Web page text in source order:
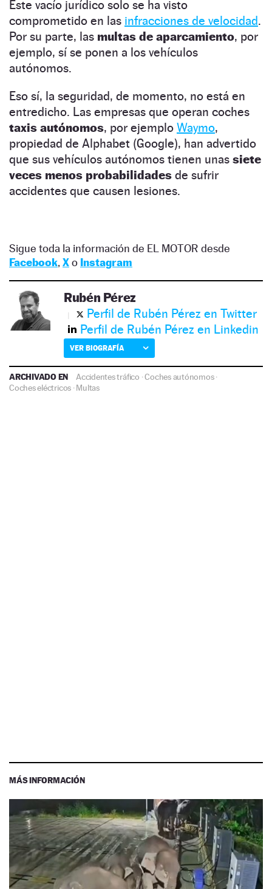
Este vacío jurídico solo se ha visto
comprometido en las infracciones de velocidad.
Por su parte, las multas de aparcamiento, por
ejemplo, sí se ponen a los vehículos
autónomos.
Eso sí, la seguridad, de momento, no está en
entredicho. Las empresas que operan coches
taxis autónomos, por ejemplo Waymo,
propiedad de Alphabet (Google), han advertido
que sus vehículos autónomos tienen unas siete
veces menos probabilidades de sufrir
accidentes que causen lesiones.
Sigue toda la información de EL MOTOR desde
Facebook, Xo Instagram
Rubén Pérez
Perfil de Rubén Pérez en Twitter
Perfil de Rubén Pérez en Linkedin
VER BIOGRAFÍA
ARCHIVADO EN Accidentes tráfico ·Coches autónomos·
Coches eléctricos ·Multas
MÁS INFORMACIÓN